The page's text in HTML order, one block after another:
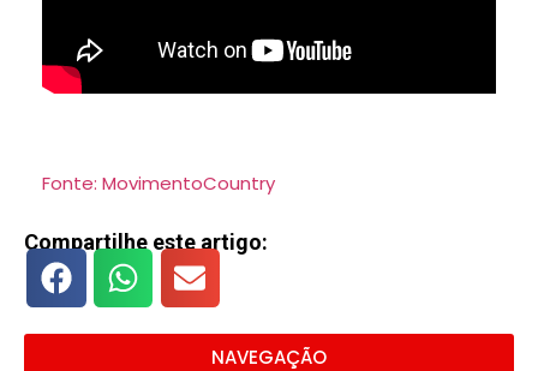
Fonte: MovimentoCountry
Compartilhe este artigo:
NAVEGAÇÃO